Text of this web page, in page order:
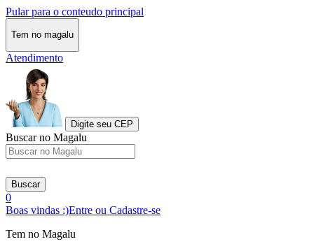
Pular para o conteudo principal
Tem no magalu
Atendimento
Digite seu CEP
Buscar no Magalu
Buscar
0
Boas vindas :)Entre ou Cadastre-se
Tem no Magalu